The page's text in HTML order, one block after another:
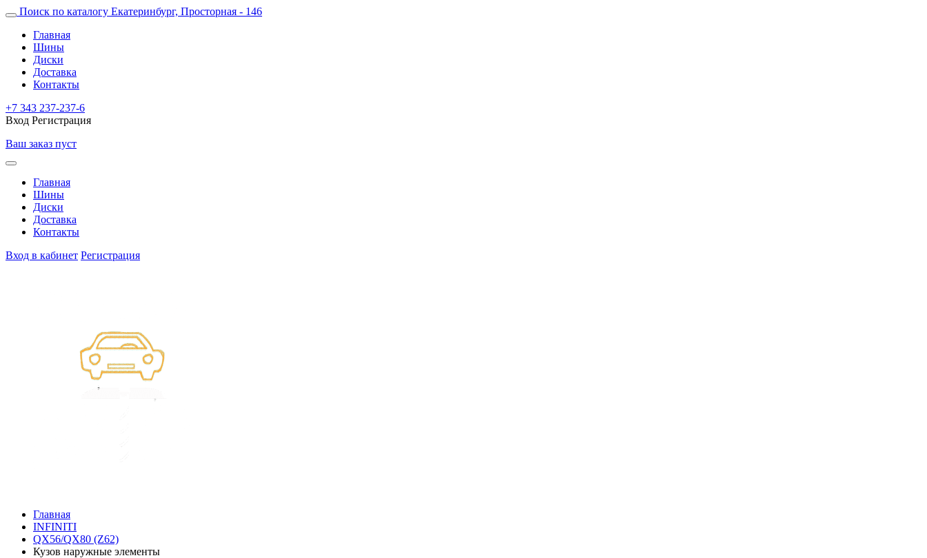
Поиск по каталогу Екатеринбург, Просторная - 146
Главная
Шины
Диски
Доставка
Контакты
+7 343 237-237-6
Вход Регистрация
Ваш заказ пуст
Главная
Шины
Диски
Доставка
Контакты
Вход в кабинет Регистрация
Главная
INFINITI
QX56/QX80 (Z62)
Кузов наружные элементы